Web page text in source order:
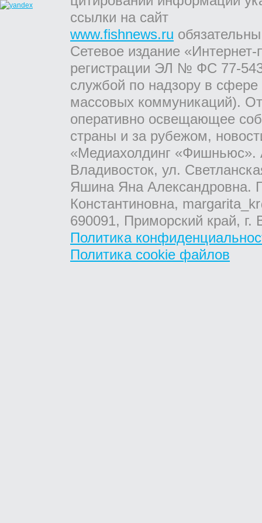
ссылки на сайт
www.fishnews.ru
Сетевое издание
регистрации ЭЛ № ФС 77-
службой по надзору в
массовых коммуникаций).
оперативно освещающее
страны и за рубежом,
«Медиахолдинг «Фишньюс».
Владивосток, ул.
Яшина Яна Александровна.
Константиновна,
690091, Приморский край,
Политика
Политика cookie файлов